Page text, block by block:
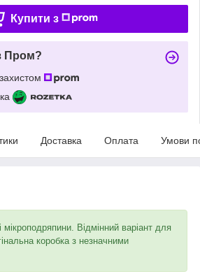
Купити з
Пром?
Доставка Оплата Умови
мікроподряпини. Відмінний варіант для
коробка з незначними